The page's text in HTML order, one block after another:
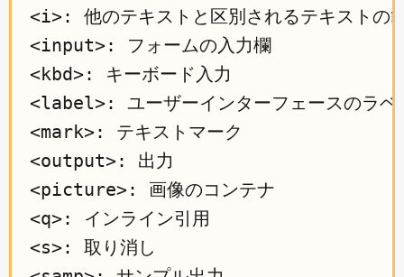
<i>: 他のテキストと区別されるテキストの
<input>: フォームの入力欄
<kbd>: キーボード入力
<label>: ユーザーインターフェースのラベ
<mark>: テキストマーク
<output>: 出力
<picture>: 画像のコンテナ
<q>: インライン引用
<s>: 取り消し